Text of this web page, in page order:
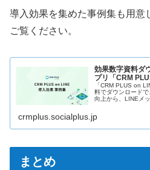
導入効果を集めた事例集も用意
ご覧ください。
効果数字資料ダ
プリ「CRM
「CRM PLUS on
料でダウンロード
向上から、LINEメ
crmplus.socialplus.jp
まとめ